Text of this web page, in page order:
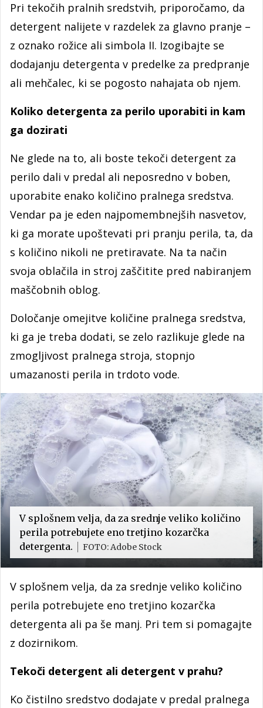
Pri tekočih pralnih sredstvih, priporočamo, da
detergent nalijete v razdelek za glavno pranje –
z oznako rožice ali simbola II. Izogibajte se
dodajanju detergenta v predelke za predpranje
ali mehčalec, ki se pogosto nahajata ob njem.
Koliko detergenta za perilo uporabiti in kam
ga dozirati
Ne glede na to, ali boste tekoči detergent za
perilo dali v predal ali neposredno v boben,
uporabite enako količino pralnega sredstva.
Vendar pa je eden najpomembnejših nasvetov,
ki ga morate upoštevati pri pranju perila, ta, da
s količino nikoli ne pretiravate. Na ta način
svoja oblačila in stroj zaščitite pred nabiranjem
maščobnih oblog.
Določanje omejitve količine pralnega sredstva,
ki ga je treba dodati, se zelo razlikuje glede na
zmogljivost pralnega stroja, stopnjo
umazanosti perila in trdoto vode.
V splošnem velja, da za srednje veliko količino
perila potrebujete eno tretjino kozarčka
detergenta.
FOTO: Adobe Stock
V splošnem velja, da za srednje veliko količino
perila potrebujete eno tretjino kozarčka
detergenta ali pa še manj. Pri tem si pomagajte
z dozirnikom.
Tekoči detergent ali detergent v prahu?
Ko čistilno sredstvo dodajate v predal pralnega